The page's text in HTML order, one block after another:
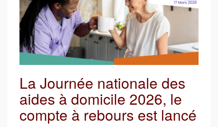
La Journée nationale des
aides à domicile 2026, le
compte à rebours est lancé